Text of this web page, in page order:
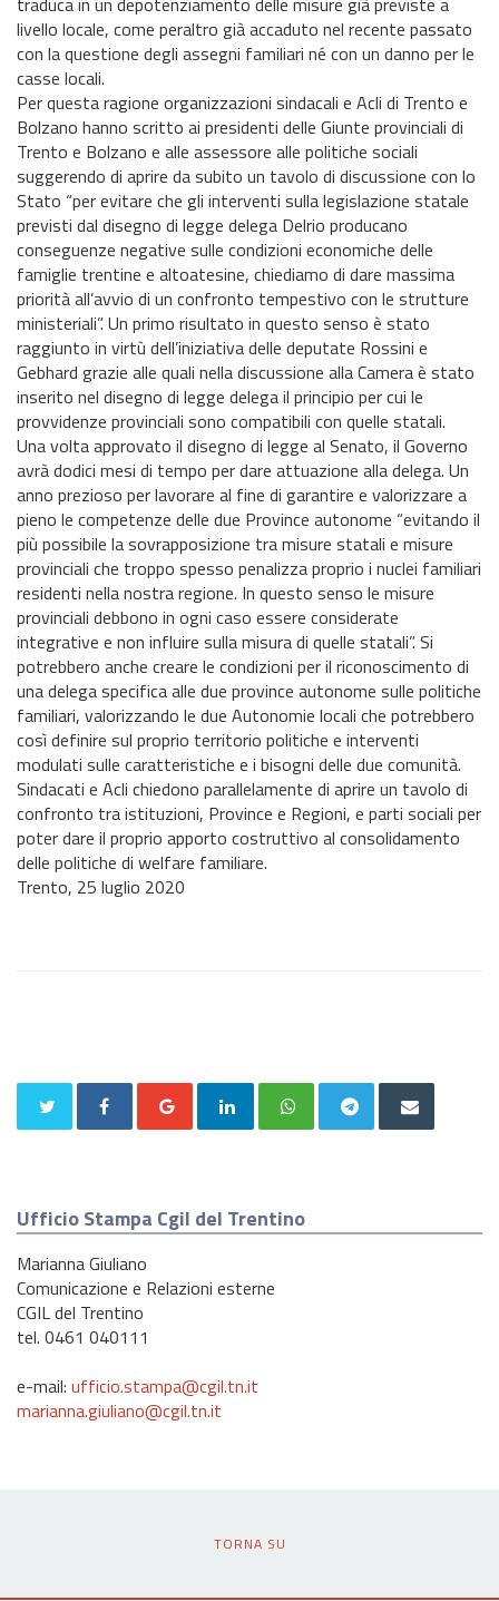
livello locale, come peraltro già accaduto nel recente passato
con la questione degli assegni familiari né con un danno per le
casse locali.
Per questa ragione organizzazioni sindacali e Acli di Trento e
Bolzano hanno scritto ai presidenti delle Giunte provinciali di
Trento e Bolzano e alle assessore alle politiche sociali
suggerendo di aprire da subito un tavolo di discussione con lo
Stato “per evitare che gli interventi sulla legislazione statale
previsti dal disegno di legge delega Delrio producano
conseguenze negative sulle condizioni economiche delle
famiglie trentine e altoatesine, chiediamo di dare massima
priorità all’avvio di un confronto tempestivo con le strutture
ministeriali”. Un primo risultato in questo senso è stato
raggiunto in virtù dell’iniziativa delle deputate Rossini e
Gebhard grazie alle quali nella discussione alla Camera è stato
inserito nel disegno di legge delega il principio per cui le
provvidenze provinciali sono compatibili con quelle statali.
Una volta approvato il disegno di legge al Senato, il Governo
avrà dodici mesi di tempo per dare attuazione alla delega. Un
anno prezioso per lavorare al fine di garantire e valorizzare a
pieno le competenze delle due Province autonome “evitando il
più possibile la sovrapposizione tra misure statali e misure
provinciali che troppo spesso penalizza proprio i nuclei familiari
residenti nella nostra regione. In questo senso le misure
provinciali debbono in ogni caso essere considerate
integrative e non influire sulla misura di quelle statali”. Si
potrebbero anche creare le condizioni per il riconoscimento di
una delega specifica alle due province autonome sulle politiche
familiari, valorizzando le due Autonomie locali che potrebbero
così definire sul proprio territorio politiche e interventi
modulati sulle caratteristiche e i bisogni delle due comunità.
Sindacati e Acli chiedono parallelamente di aprire un tavolo di
confronto tra istituzioni, Province e Regioni, e parti sociali per
poter dare il proprio apporto costruttivo al consolidamento
delle politiche di welfare familiare.
Trento, 25 luglio 2020
Ufficio Stampa Cgil del Trentino
Marianna Giuliano
Comunicazione e Relazioni esterne
CGIL del Trentino
tel. 0461 040111
e-mail: ufficio.stampa@cgil.tn.it
marianna.giuliano@cgil.tn.it
TORNA SU